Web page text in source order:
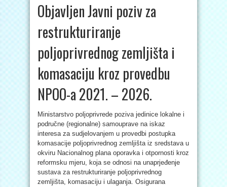
Objavljen Javni poziv za
restrukturiranje
poljoprivrednog zemljišta i
komasaciju kroz provedbu
NPOO-a 2021. – 2026.
Ministarstvo poljoprivrede poziva jedinice lokalne i
područne (regionalne) samouprave na iskaz
interesa za sudjelovanjem u provedbi postupka
komasacije poljoprivrednog zemljišta iz sredstava u
okviru Nacionalnog plana oporavka i otpornosti kroz
reformsku mjeru, koja se odnosi na unaprjeđenje
sustava za restrukturiranje poljoprivrednog
zemljišta, komasaciju i ulaganja. Osigurana